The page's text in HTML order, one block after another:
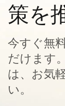
策を
今すぐ無
だけます
は、お気
い。